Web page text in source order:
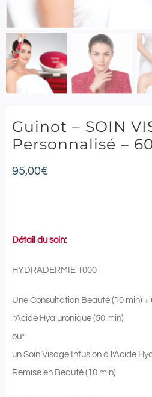
Guinot – SOIN
Personnalisé –
95,00€
Détail du soin:
HYDRADERMIE 1000
Une Consultation Beauté (10 min) +
l’Acide Hyaluronique (50 min)
ou*
un Soin Visage Infusion à l’Acide
Remise en Beauté (10 min)